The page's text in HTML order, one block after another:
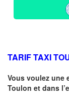
TARIF TAXI
Vous voulez une
Toulon et dans